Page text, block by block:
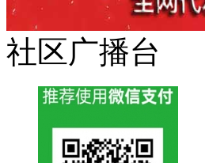
社区广播台